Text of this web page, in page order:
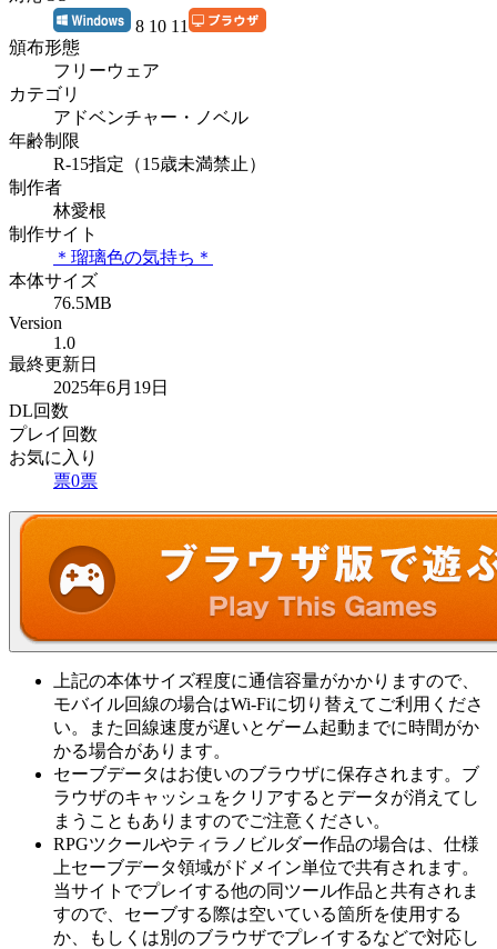
8 10 11
頒布形態
フリーウェア
カテゴリ
アドベンチャー・ノベル
年齢制限
R-15指定（15歳未満禁止）
制作者
林愛根
制作サイト
＊瑠璃色の気持ち＊
本体サイズ
76.5MB
Version
1.0
最終更新日
2025年6月19日
DL回数
プレイ回数
お気に入り
票0票
上記の本体サイズ程度に通信容量がかかりますので、
モバイル回線の場合はWi-Fiに切り替えてご利用くださ
い。また回線速度が遅いとゲーム起動までに時間がか
かる場合があります。
セーブデータはお使いのブラウザに保存されます。ブ
ラウザのキャッシュをクリアするとデータが消えてし
まうこともありますのでご注意ください。
RPGツクールやティラノビルダー作品の場合は、仕様
上セーブデータ領域がドメイン単位で共有されます。
当サイトでプレイする他の同ツール作品と共有されま
すので、セーブする際は空いている箇所を使用する
か、もしくは別のブラウザでプレイするなどで対応し